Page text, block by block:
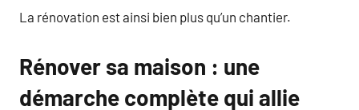
La rénovation est ainsi bien plus qu’un chantier.
Rénover sa maison : une
démarche complète qui allie